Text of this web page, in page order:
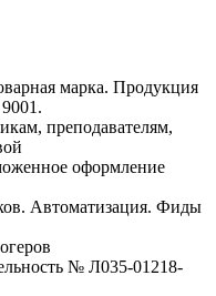
марка. Продукция
преподавателям,
оформление
Автоматизация. Фиды
№ Л035-01218-